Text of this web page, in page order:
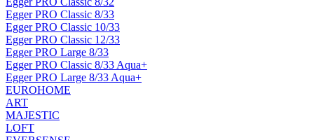
Egger PRO Classic 8/33
Egger PRO Classic 10/33
Egger PRO Classic 12/33
Egger PRO Large 8/33
Egger PRO Classic 8/33 Aqua+
Egger PRO Large 8/33 Aqua+
EUROHOME
ART
MAJESTIC
LOFT